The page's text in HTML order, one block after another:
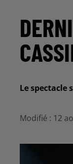
Le spectacle
Modifié : 12